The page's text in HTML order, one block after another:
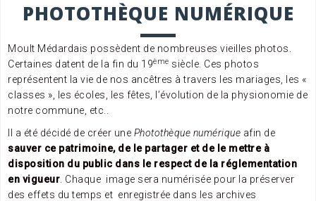
PHOTOTHÈQUE NUMÉRIQUE
Moult Médardais possèdent de nombreuses vieilles photos.
Certaines datent de la fin du 19ème siècle. Ces photos
représentent la vie de nos ancêtres à travers les mariages, les «
classes », les écoles, les fêtes, l’évolution de la physionomie de
notre commune, etc..
Il a été décidé de créer une Photothèque numérique afin de
sauver ce patrimoine, de le partager et de le mettre à
disposition du public dans le respect de la réglementation
en vigueur . Chaque image sera numérisée pour la préserver
des effets du temps et enregistrée dans les archives